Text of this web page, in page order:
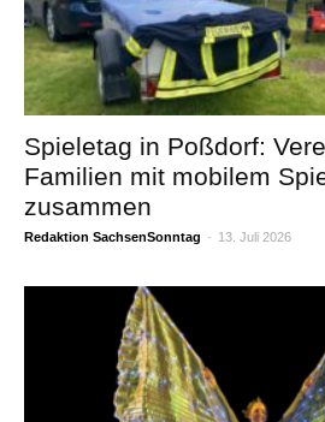
Spieletag in Poßdorf:
Familien mit mobilem
zusammen
Redaktion SachsenSonntag - 13. Juli 2026